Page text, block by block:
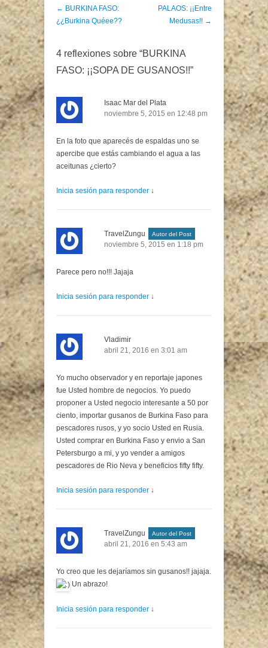
Post navigation
← BURKINA FASO:
¿¿Burkina Quéee??
PALAOS: ¡¡Entre
Medusas!! →
4 reflexiones sobre “BURKINA
FASO: ¡¡SOPA DE GUSANOS!!”
Isaac Mar del Plata
noviembre 5, 2015 en 12:48 pm
En la foto que aparecés de espaldas uno se
apercibe que estás cambiando el agua a las
aceitunas ¿cierto?
Inicia sesión para responder ↓
TravelZungu Autor del Post
noviembre 5, 2015 en 1:18 pm
Parece pero no!!! Jajaja
Inicia sesión para responder ↓
Vladimir
abril 21, 2016 en 3:01 am
Yo mucho observador y en reportaje japones
fue Usted hombre de negocios. Yo puedo
proponer a Usted negocio interesante a 50 por
ciento, importar gusanos de Burkina Faso para
pescadores rusos, y yo socio Usted en Rusia.
Usted comprar en Burkina Faso y envio a San
Petersburgo a mi, y yo vender a amigos
pescadores de Rio Neva y beneficios fifty fifty.
Inicia sesión para responder ↓
TravelZungu Autor del Post
abril 21, 2016 en 5:43 am
Yo creo que les dejaríamos sin gusanos!! jajaja.
Un abrazo!
Inicia sesión para responder ↓